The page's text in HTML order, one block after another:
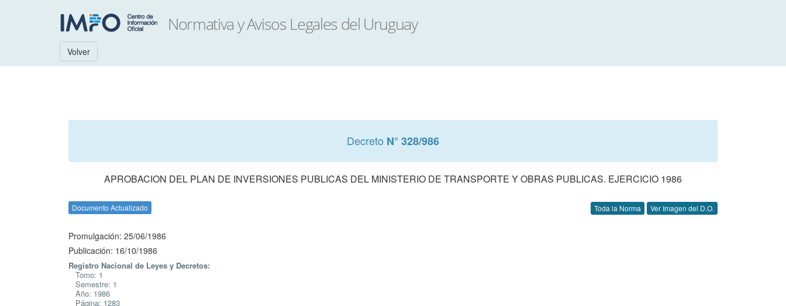
Volver
Decreto N° 328/986
APROBACION DEL PLAN DE INVERSIONES PUBLICAS DEL MINISTERIO DE TRANSPORTE Y OBRAS PUBLICAS. EJERCICIO 1986
Documento Actualizado Toda la Norma Ver Imagen del D.O.
Promulgación: 25/06/1986
Publicación: 16/10/1986
Registro Nacional de Leyes y Decretos:
Tomo: 1
Semestre: 1
Año: 1986
Página: 1283